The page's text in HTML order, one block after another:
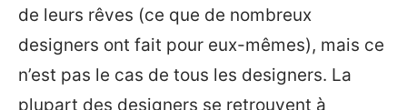
de leurs rêves (ce que de nombreux
designers ont fait pour eux-mêmes), mais ce
n’est pas le cas de tous les designers. La
plupart des designers se retrouvent à